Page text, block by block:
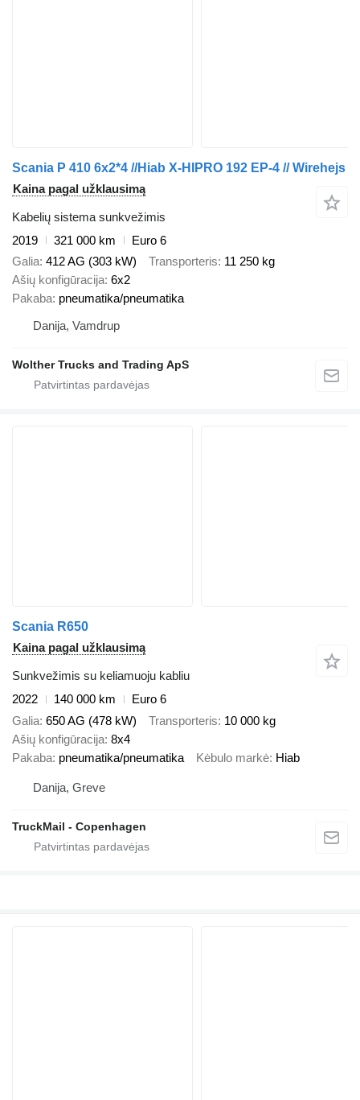
Scania P 410 6x2*4 //Hiab X-HIPRO 192 EP-4 // Wirehejs
Kaina pagal užklausimą
Kabelių sistema sunkvežimis
2019
321 000 km
Euro 6
Galia 412 AG (303 kW) Transporteris 11 250 kg
Ašių konfigūracija 6x2
Pakaba pneumatika/pneumatika
Danija, Vamdrup
Wolther Trucks and Trading ApS
Scania R650
Kaina pagal užklausimą
Sunkvežimis su keliamuoju kabliu
2022
140 000 km
Euro 6
Galia 650 AG (478 kW) Transporteris 10 000 kg
Ašių konfigūracija 8x4
Pakaba pneumatika/pneumatika Kėbulo markė Hiab
Danija, Greve
TruckMail - Copenhagen